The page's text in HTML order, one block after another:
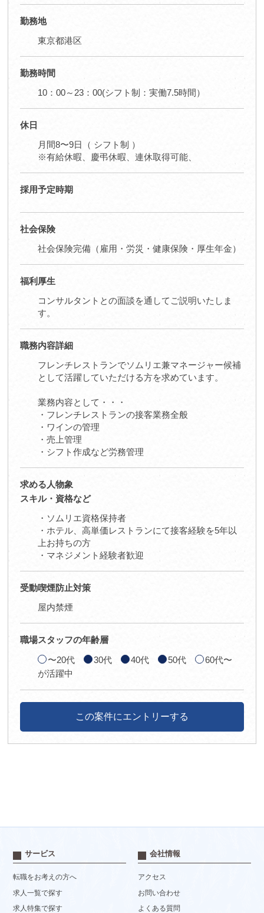
勤務地
東京都港区
勤務時間
10：00～23：00(シフト制：実働7.5時間）
休日
月間8〜9日（ シフト制 ）
※有給休暇、慶弔休暇、連休取得可能、
採用予定時期
社会保険
社会保険完備（雇用・労災・健康保険・厚生年金）
福利厚生
コンサルタントとの面談を通してご説明いたしま
す。
職務内容詳細
フレンチレストランでソムリエ兼マネージャー候補
として活躍していただける方を求めています。
業務内容として・・・
・フレンチレストランの接客業務全般
・ワインの管理
・売上管理
・シフト作成など労務管理
求める人物象
スキル・資格など
・ソムリエ資格保持者
・ホテル、高単価レストランにて接客経験を5年以
上お持ちの方
・マネジメント経験者歓迎
受動喫煙防止対策
屋内禁煙
職場スタッフの年齢層
〜20代
30代 40代 50代
60代〜
が活躍中
この案件にエントリーする
サービス
転職をお考えの方へ
求人一覧で探す
求人特集で探す
会社情報
アクセス
お問い合わせ
よくある質問